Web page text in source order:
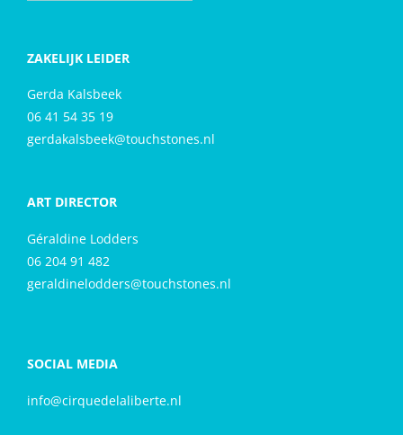
ZAKELIJK LEIDER
Gerda Kalsbeek
06 41 54 35 19
gerdakalsbeek@touchstones.nl
ART DIRECTOR
Géraldine Lodders
06 204 91 482
geraldinelodders@touchstones.nl
SOCIAL MEDIA
info@cirquedelaliberte.nl